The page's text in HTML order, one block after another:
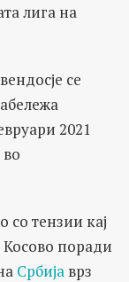
лига на
се
2021
тензии кај
поради
Србија врз